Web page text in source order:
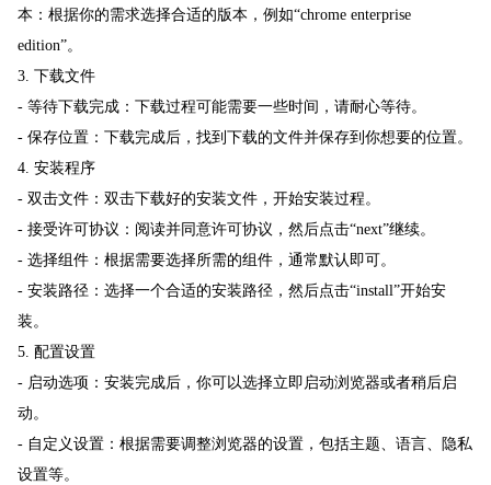
本：根据你的需求选择合适的版本，例如“chrome enterprise
edition”。
3. 下载文件
- 等待下载完成：下载过程可能需要一些时间，请耐心等待。
- 保存位置：下载完成后，找到下载的文件并保存到你想要的位置。
4. 安装程序
- 双击文件：双击下载好的安装文件，开始安装过程。
- 接受许可协议：阅读并同意许可协议，然后点击“next”继续。
- 选择组件：根据需要选择所需的组件，通常默认即可。
- 安装路径：选择一个合适的安装路径，然后点击“install”开始安
装。
5. 配置设置
- 启动选项：安装完成后，你可以选择立即启动浏览器或者稍后启
动。
- 自定义设置：根据需要调整浏览器的设置，包括主题、语言、隐私
设置等。